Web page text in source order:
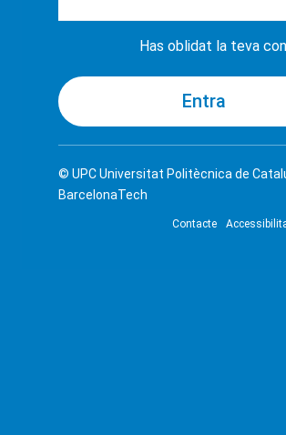
Has oblidat la teva
© UPCUniversitat Politècnica de
BarcelonaTech
Contacte